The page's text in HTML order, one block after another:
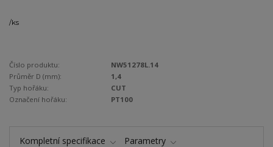
/ks
Číslo produktu:
NW51278L.14
Průměr D (mm):
1,4
Typ hořáku:
CUT
Označení hořáku:
PT100
Kompletní specifikace
Parametry